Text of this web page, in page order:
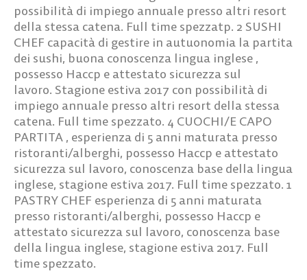
possibilità di impiego annuale presso altri resort
della stessa catena. Full time spezzatp. 2 SUSHI
CHEF capacità di gestire in autuonomia la partita
dei sushi, buona conoscenza lingua inglese ,
possesso Haccp e attestato sicurezza sul
lavoro. Stagione estiva 2017 con possibilità di
impiego annuale presso altri resort della stessa
catena. Full time spezzato. 4 CUOCHI/E CAPO
PARTITA , esperienza di 5 anni maturata presso
ristoranti/alberghi, possesso Haccp e attestato
sicurezza sul lavoro, conoscenza base della lingua
inglese, stagione estiva 2017. Full time spezzato. 1
PASTRY CHEF esperienza di 5 anni maturata
presso ristoranti/alberghi, possesso Haccp e
attestato sicurezza sul lavoro, conoscenza base
della lingua inglese, stagione estiva 2017. Full
time spezzato.